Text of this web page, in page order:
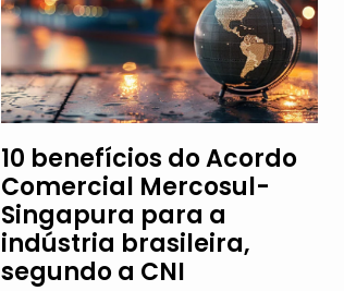
10 benefícios do Acordo
Comercial Mercosul-
Singapura para a
indústria brasileira,
segundo a CNI